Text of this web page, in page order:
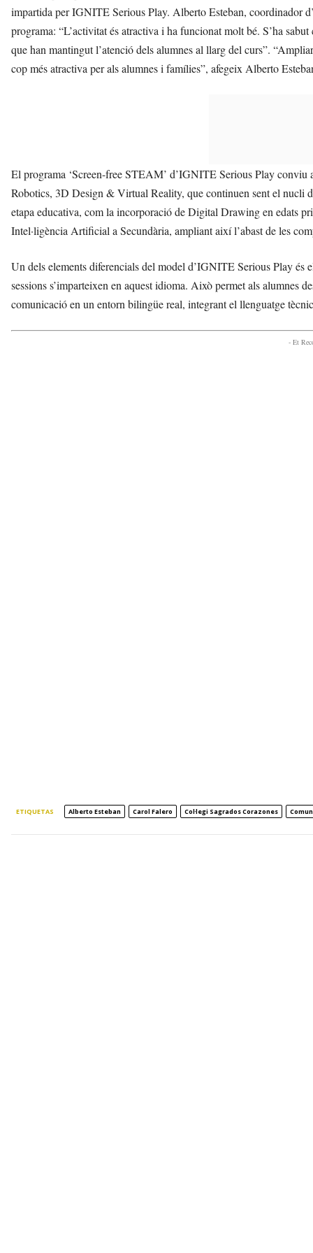
impartida per IGNITE Serious Play. Alberto Esteban, coordinador
programa: “L’activitat és atractiva i ha funcionat molt bé. S’ha
que han mantingut l’atenció dels alumnes al llarg del curs”.
cop més atractiva per als alumnes i famílies”, afegeix Alberto
El programa ‘Screen-free STEAM’ d’IGNITE Serious Play conviu
Robotics, 3D Design & Virtual Reality, que continuen sent el nucli
etapa educativa, com la incorporació de Digital Drawing en edats
Intel·ligència Artificial a Secundària, ampliant així l’abast de les
Un dels elements diferencials del model d’IGNITE Serious Play és
sessions s’imparteixen en aquest idioma. Això permet als alumnes
comunicació en un entorn bilingüe real, integrant el llenguatge
- Et
ETIQUETAS Alberto Esteban Carol Falero Col·legi Sagrados Corazones